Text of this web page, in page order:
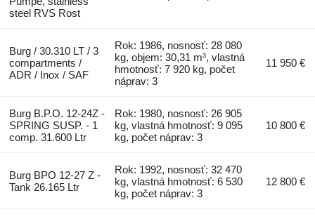
steel RVS Rost
Burg / 30.310 LT / 3
compartments /
ADR / Inox / SAF
Rok: 1986, nosnosť: 28 080
kg, objem: 30,31 m³, vlastná
hmotnosť: 7 920 kg, počet
náprav: 3
11 950 €
Burg B.P.O. 12-24Z -
SPRING SUSP. - 1
comp. 31.600 Ltr
Rok: 1980, nosnosť: 26 905
kg, vlastná hmotnosť: 9 095
kg, počet náprav: 3
10 800 €
Burg BPO 12-27 Z -
Tank 26.165 Ltr
Rok: 1992, nosnosť: 32 470
kg, vlastná hmotnosť: 6 530
kg, počet náprav: 3
12 800 €